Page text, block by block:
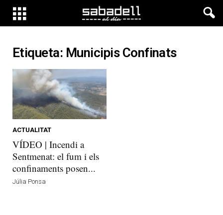
Etiqueta: Municipis Confinats
ACTUALITAT
VÍDEO | Incendi a
Sentmenat: el fum i els
confinaments posen...
Júlia Ponsa